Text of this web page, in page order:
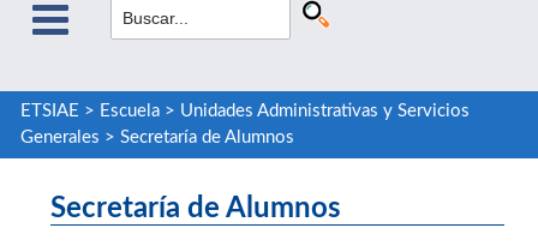
ETSIAE > Escuela> Unidades Administrativas y Servicios
Generales > Secretaría de Alumnos
Secretaría de Alumnos